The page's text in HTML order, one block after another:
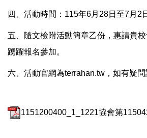
四、活動時間：115年6月28日至7月2
五、隨文檢附活動簡章乙份，惠請貴
踴躍報名參加。
六、活動官網為terrahan.tw，如有疑問
1151200400_1_1221協會第